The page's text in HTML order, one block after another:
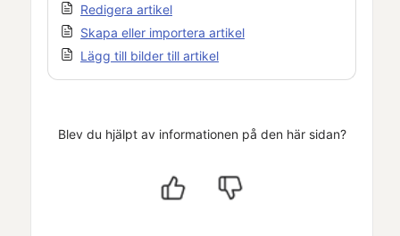
Redigera artikel
Skapa eller importera artikel
Lägg till bilder till artikel
Blev du hjälpt av informationen på den här sidan?